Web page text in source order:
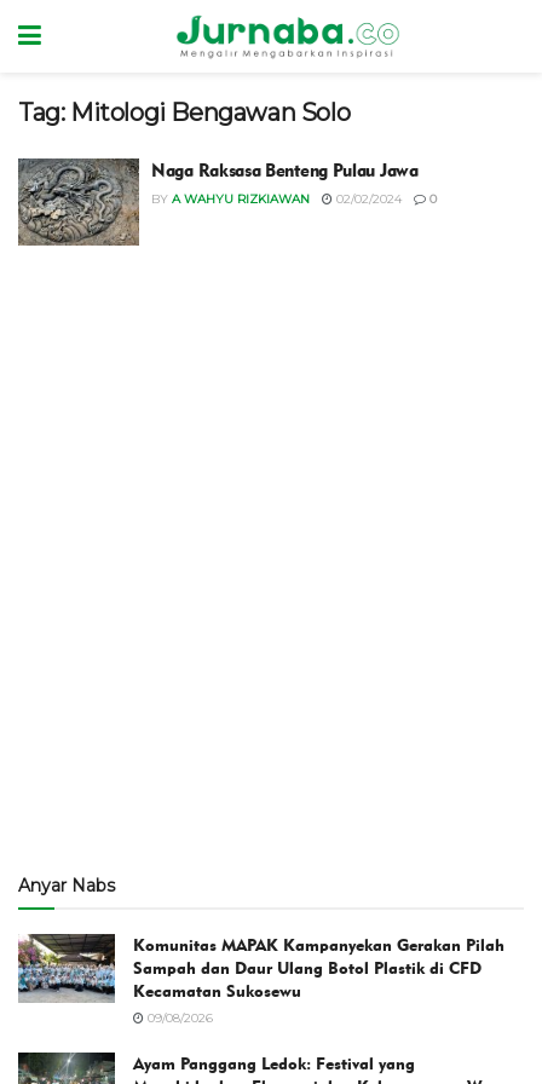
Tag: Mitologi Bengawan Solo
Naga Raksasa Benteng Pulau Jawa
BY A WAHYU RIZKIAWAN 02/02/2024 0
Anyar Nabs
Komunitas MAPAK Kampanyekan Gerakan Pilah
Sampah dan Daur Ulang Botol Plastik di CFD
Kecamatan Sukosewu
09/08/2026
Ayam Panggang Ledok: Festival yang